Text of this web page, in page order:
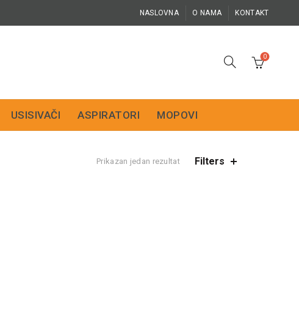
NASLOVNA O NAMA KONTAKT
0
USISIVAČI ASPIRATORI MOPOVI
Prikazan jedan rezultat Filters